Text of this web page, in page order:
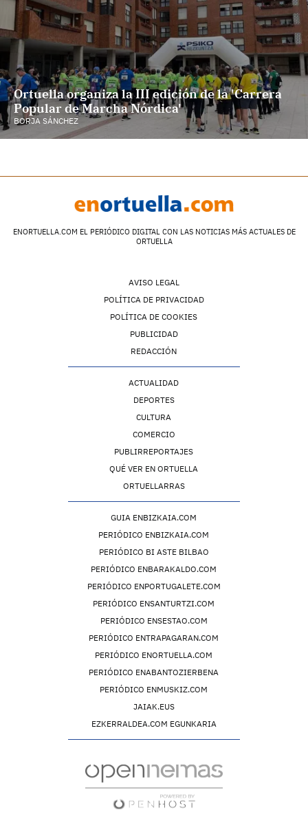
Ortuella organiza la III edición de la 'Carrera
Popular de Marcha Nórdica'
BORJA SÁNCHEZ
ENORTUELLA.COM EL PERIÓDICO DIGITAL CON LAS NOTICIAS MÁS ACTUALES DE
ORTUELLA
AVISO LEGAL
POLÍTICA DE PRIVACIDAD
POLÍTICA DE COOKIES
PUBLICIDAD
REDACCIÓN
ACTUALIDAD
DEPORTES
CULTURA
COMERCIO
PUBLIRREPORTAJES
QUÉ VER EN ORTUELLA
ORTUELLARRAS
GUIA ENBIZKAIA.COM
PERIÓDICO ENBIZKAIA.COM
PERIÓDICO BI ASTE BILBAO
PERIÓDICO ENBARAKALDO.COM
PERIÓDICO ENPORTUGALETE.COM
PERIÓDICO ENSANTURTZI.COM
PERIÓDICO ENSESTAO.COM
PERIÓDICO ENTRAPAGARAN.COM
PERIÓDICO ENORTUELLA.COM
PERIÓDICO ENABANTOZIERBENA
PERIÓDICO ENMUSKIZ.COM
JAIAK.EUS
EZKERRALDEA.COM EGUNKARIA